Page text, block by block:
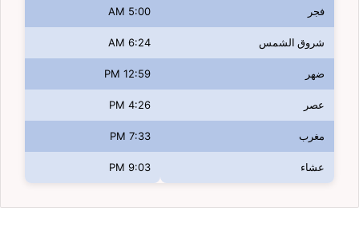
فجر 5:00 AM
شروق الشمس 6:24 AM
ضهر 12:59 PM
عصر 4:26 PM
مغرب 7:33 PM
عشاء 9:03 PM